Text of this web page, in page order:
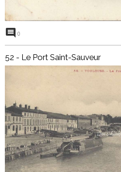
0
52 - Le Port Saint-Sauveur